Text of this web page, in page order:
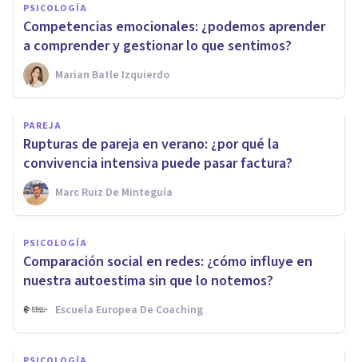
PSICOLOGÍA
Competencias emocionales: ¿podemos aprender
a comprender y gestionar lo que sentimos?
Marian Batle Izquierdo
PAREJA
Rupturas de pareja en verano: ¿por qué la
convivencia intensiva puede pasar factura?
Marc Ruiz De Minteguía
PSICOLOGÍA
Comparación social en redes: ¿cómo influye en
nuestra autoestima sin que lo notemos?
Escuela Europea De Coaching